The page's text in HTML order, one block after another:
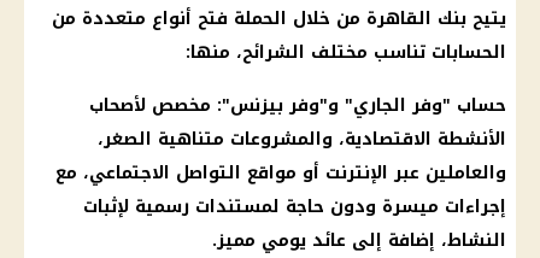
يتيح بنك القاهرة من خلال الحملة فتح أنواع متعددة من
الحسابات تناسب مختلف الشرائح، منها:
حساب "وفر الجاري" و"وفر بيزنس": مخصص لأصحاب
الأنشطة الاقتصادية، والمشروعات متناهية الصغر،
والعاملين عبر الإنترنت أو مواقع التواصل الاجتماعي، مع
إجراءات ميسرة ودون حاجة لمستندات رسمية لإثبات
النشاط، إضافة إلى عائد يومي مميز.